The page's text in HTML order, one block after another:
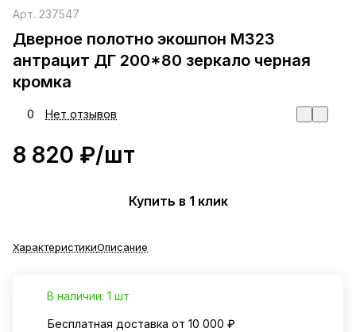
Арт. 237547
Дверное полотно экошпон М323
антрацит ДГ 200*80 зеркало черная
кромка
0 Нет отзывов
8 820 ₽/шт
Купить в 1 клик
ХарактеристикиОписание
В наличии: 1 шт
Бесплатная доставка от 10 000 ₽